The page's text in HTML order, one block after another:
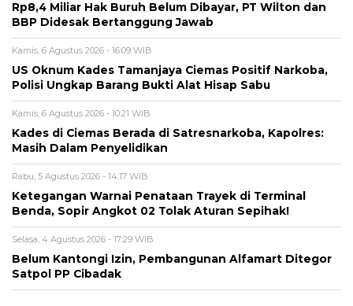
Rp8,4 Miliar Hak Buruh Belum Dibayar, PT Wilton dan
BBP Didesak Bertanggung Jawab
Kamis, 6 Agustus 2026 - 16:09 WIB
US Oknum Kades Tamanjaya Ciemas Positif Narkoba,
Polisi Ungkap Barang Bukti Alat Hisap Sabu
Kamis, 6 Agustus 2026 - 10:21 WIB
Kades di Ciemas Berada di Satresnarkoba, Kapolres:
Masih Dalam Penyelidikan
Rabu, 5 Agustus 2026 - 14:17 WIB
Ketegangan Warnai Penataan Trayek di Terminal
Benda, Sopir Angkot 02 Tolak Aturan Sepihak!
Selasa, 4 Agustus 2026 - 17:29 WIB
Belum Kantongi Izin, Pembangunan Alfamart Ditegor
Satpol PP Cibadak